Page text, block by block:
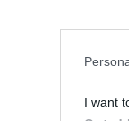
I want